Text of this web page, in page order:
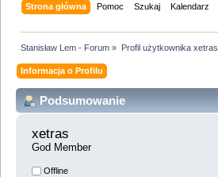
Strona główna Pomoc Szukaj Kalendarz
Stanisław Lem - Forum » Profil użytkownika xetras
Informacja o Profilu
Podsumowanie
xetras
God Member
Offline